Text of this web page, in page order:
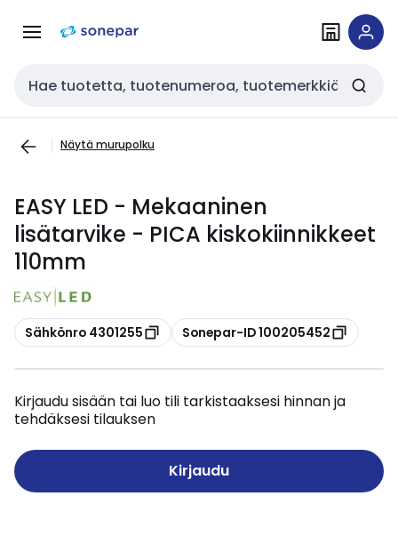
navigointiinsisältöön
Haku
Näytä murupolku
EASY LED - Mekaaninen
lisätarvike - PICA kiskokiinnikkeet
110mm
Kopioi
Sähkönro 4301255 Kopioi
Sonepar-ID 100205452
Kirjaudu sisään tai luo tili tarkistaaksesi hinnan ja
tehdäksesi tilauksen
Kirjaudu